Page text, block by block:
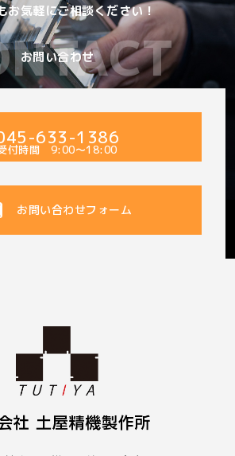
お気軽にご相談ください！
お問い合わせ
633-1386
付時間 9:00〜18:00
お問い合わせフォーム